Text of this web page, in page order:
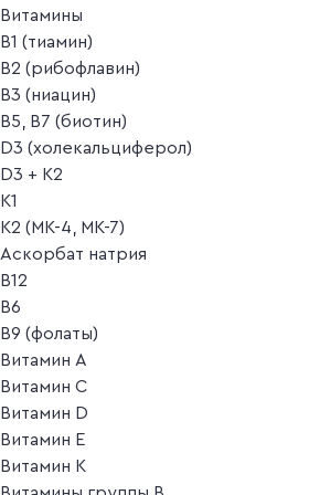
Витамины
B1 (тиамин)
B2 (рибофлавин)
B3 (ниацин)
B5, B7 (биотин)
D3 (холекальциферол)
D3 + K2
K1
K2 (MK-4, MK-7)
Аскорбат натрия
В12
В6
В9 (фолаты)
Витамин A
Витамин C
Витамин D
Витамин E
Витамин K